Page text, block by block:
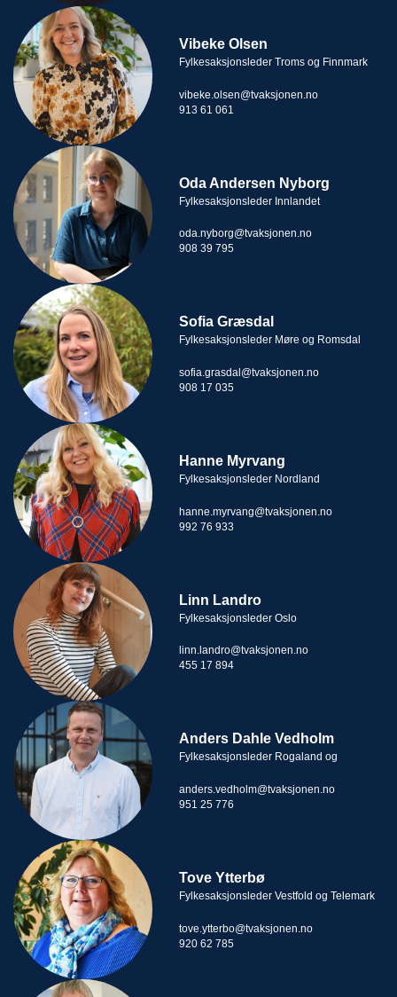
Vibeke Olsen
Fylkesaksjonsleder Troms og Finnmark
vibeke.olsen@tvaksjonen.no
913 61 061
Oda Andersen Nyborg
Fylkesaksjonsleder Innlandet
oda.nyborg@tvaksjonen.no
908 39 795
Sofia Græsdal
Fylkesaksjonsleder Møre og Romsdal
sofia.grasdal@tvaksjonen.no
908 17 035
Hanne Myrvang
Fylkesaksjonsleder Nordland
hanne.myrvang@tvaksjonen.no
992 76 933
Linn Landro
Fylkesaksjonsleder Oslo
linn.landro@tvaksjonen.no
455 17 894
Anders Dahle Vedholm
Fylkesaksjonsleder Rogaland og
anders.vedholm@tvaksjonen.no
951 25 776
Tove Ytterbø
Fylkesaksjonsleder Vestfold og Telemark
tove.ytterbo@tvaksjonen.no
920 62 785